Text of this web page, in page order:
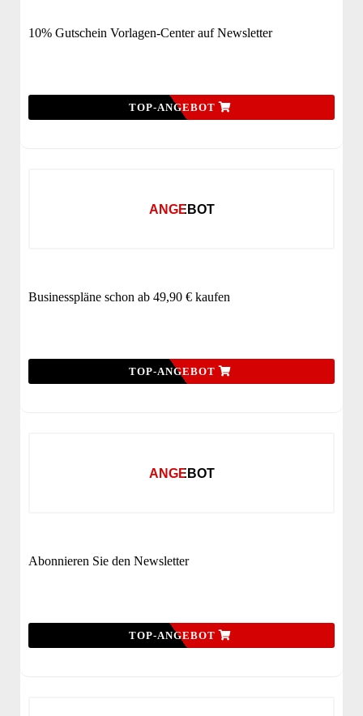
10% Gutschein Vorlagen-Center auf Newsletter
TOP-ANGEBOT
ANGEBOT
Businesspläne schon ab 49,90 € kaufen
TOP-ANGEBOT
ANGEBOT
Abonnieren Sie den Newsletter
TOP-ANGEBOT